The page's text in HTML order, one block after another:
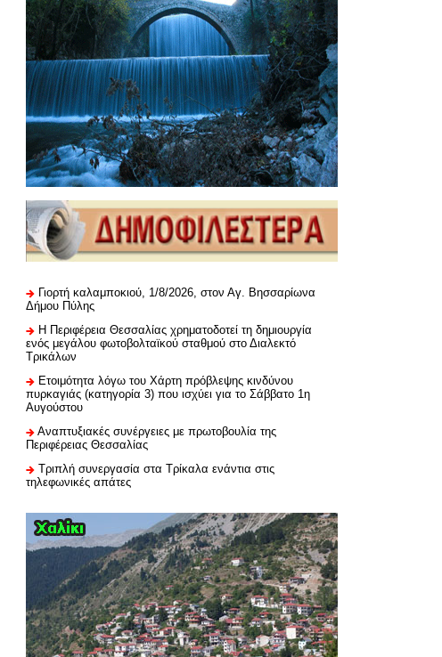
Γιορτή καλαμποκιού, 1/8/2026, στον Αγ. Βησσαρίωνα
Δήμου Πύλης
H Περιφέρεια Θεσσαλίας χρηματοδοτεί τη δημιουργία
ενός μεγάλου φωτοβολταϊκού σταθμού στο Διαλεκτό
Τρικάλων
Ετοιμότητα λόγω του Χάρτη πρόβλεψης κινδύνου
πυρκαγιάς (κατηγορία 3) που ισχύει για το Σάββατο 1η
Αυγούστου
Αναπτυξιακές συνέργειες με πρωτοβουλία της
Περιφέρειας Θεσσαλίας
Τριπλή συνεργασία στα Τρίκαλα ενάντια στις
τηλεφωνικές απάτες